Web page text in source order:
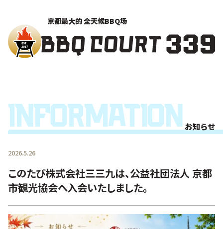
京都最大的 全天候BBQ场
Information お知らせ
2026.5.26
このたび株式会社三三九は、公益社団法人 京都
市観光協会へ入会いたしました。